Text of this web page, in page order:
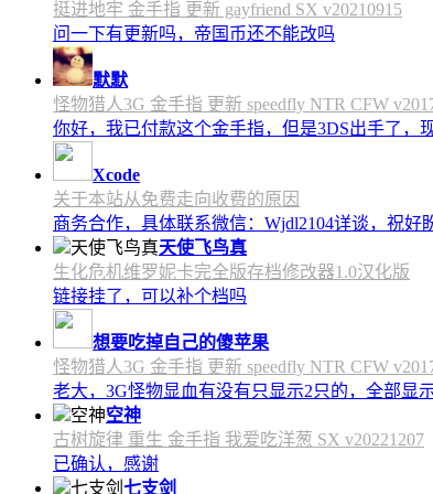
挺进地牢 金手指 更新 gayfriend SX v20210915
问一下有更新吗，帝国币还不能改吗
默默
怪物猎人3G 金手指 更新 speedfly NTR CFW
你好，我已付款这个金手指，但是3DS出手了，
Xcode
关于本站从免费走向收费的原因
商务合作，具体联系微信：Wjdl2104详谈，祝好
天使飞鸟真
生化危机维罗妮卡完全版存档修改器1.0汉化版
链接挂了，可以补个档吗
想要吃掉自己的傻苹果
怪物猎人3G 金手指 更新 speedfly NTR CFW
老大，3G怪物显血有没有只显示2只的，全部显
空神
古树旋律 重生 金手指 我爱吃洋葱 SX v20221207
已确认，感谢
七支剑